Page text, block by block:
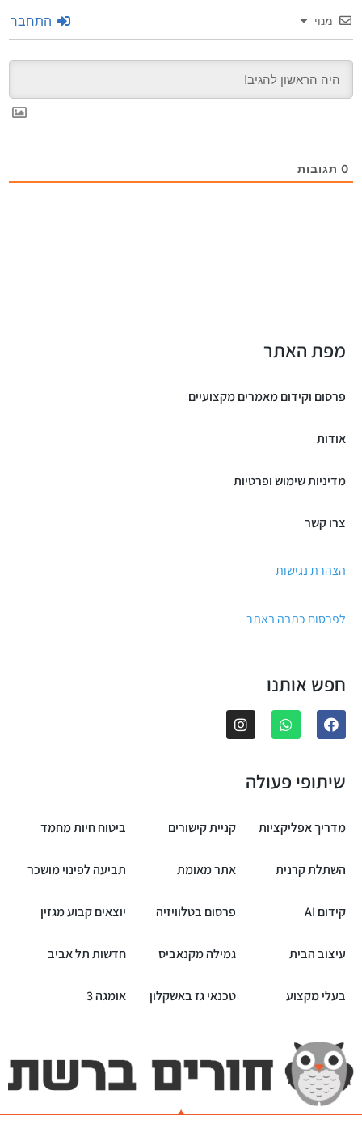
מנוי התחבר
0תגובות
מפת האתר
פרסום וקידום מאמרים מקצועיים
אודות
מדיניות שימוש ופרטיות
צרו קשר
הצהרת נגישות
לפרסום כתבה באתר
חפש אותנו
שיתופי פעולה
מדריך אפליקציות קניית קישורים ביטוח חיות מחמד
השתלת קרנית אתר מאומת תביעה לפינוי מושכר
קידום AI פרסום בטלוויזיה יוצאים קבוע מגזין
עיצוב הבית גמילה מקנאביס חדשות תל אביב
בעלי מקצוע טכנאי גז באשקלון אומגה 3